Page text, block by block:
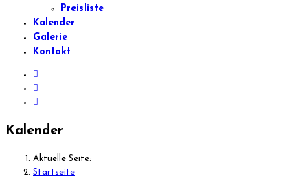
Preisliste
Kalender
Galerie
Kontakt
Kalender
Aktuelle Seite:
Startseite